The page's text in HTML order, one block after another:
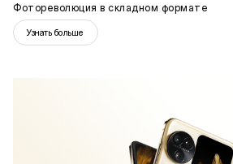
Фотореволюция в складном формате
Узнать больше